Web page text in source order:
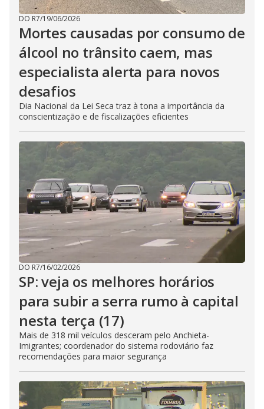
DO R7/19/06/2026
Mortes causadas por consumo de
álcool no trânsito caem, mas
especialista alerta para novos
desafios
Dia Nacional da Lei Seca traz à tona a importância da
conscientização e de fiscalizações eficientes
DO R7/16/02/2026
SP: veja os melhores horários
para subir a serra rumo à capital
nesta terça (17)
Mais de 318 mil veículos desceram pelo Anchieta-
Imigrantes; coordenador do sistema rodoviário faz
recomendações para maior segurança